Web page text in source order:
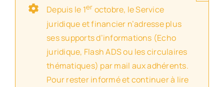
Depuis le 1er octobre, le Service
juridique et financier n’adresse plus
ses supports d’informations (Echo
juridique, Flash ADS ou les circulaires
thématiques) par mail aux adhérents.
Pour rester informé et continuer à lire